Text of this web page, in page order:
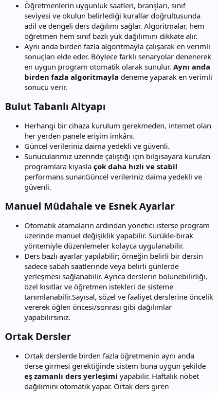
Öğretmenlerin uygunluk saatleri, branşları, sınıf
seviyesi ve okulun belirlediği kurallar doğrultusunda
adil ve dengeli ders dağılımı sağlar. Algoritmalar, hem
öğretmen hem sınıf bazlı yük dağılımını dikkate alır.
Aynı anda birden fazla algoritmayla çalışarak en verimli
sonuçları elde eder. Böylece farklı senaryolar denenerek
en uygun program otomatik olarak sunulur. Aynı anda
birden fazla algoritmayla deneme yaparak en verimli
sonucu verir.
Bulut Tabanlı Altyapı​
Herhangi bir cihaza kurulum gerekmeden, internet olan
her yerden panele erişim imkânı.
Güncel verileriniz daima yedekli ve güvenli.
Sunucularımız üzerinde çalıştığı için bilgisayara kurulan
programlara kıyasla çok daha hızlı ve stabil
performans sunar.Güncel verileriniz daima yedekli ve
güvenli.
Manuel Müdahale ve Esnek Ayarlar​
Otomatik atamaların ardından yönetici isterse program
üzerinde manuel değişiklik yapabilir. Sürükle-bırak
yöntemiyle düzenlemeler kolayca uygulanabilir.
Ders bazlı ayarlar yapılabilir; örneğin belirli bir dersin
sadece sabah saatlerinde veya belirli günlerde
yerleşmesi sağlanabilir. Ayrıca derslerin bölünebilirliği,
özel kısıtlar ve öğretmen istekleri de sisteme
tanımlanabilir.Sayısal, sözel ve faaliyet derslerine öncelik
vererek öğlen öncesi/sonrası gibi dağılımlar
yapabilirsiniz.
Ortak Dersler​
Ortak derslerde birden fazla öğretmenin aynı anda
derse girmesi gerektiğinde sistem buna uygun şekilde
eş zamanlı ders yerleşimi yapabilir. Haftalık nöbet
dağılımını otomatik yapar. Ortak ders giren